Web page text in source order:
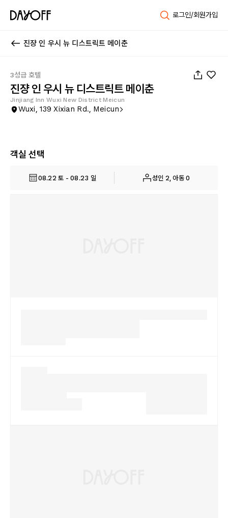
로그인/회원가입
진쟝 인 우시 뉴 디스트릭트 메이춘
3성급 호텔
진쟝 인 우시 뉴 디스트릭트 메이춘
Jinjiang Inn Wuxi New District Meicun
Wuxi, 139 Xixian Rd., Meicun
객실 선택
08.22 토 - 08.23 일 성인 2, 아동 0